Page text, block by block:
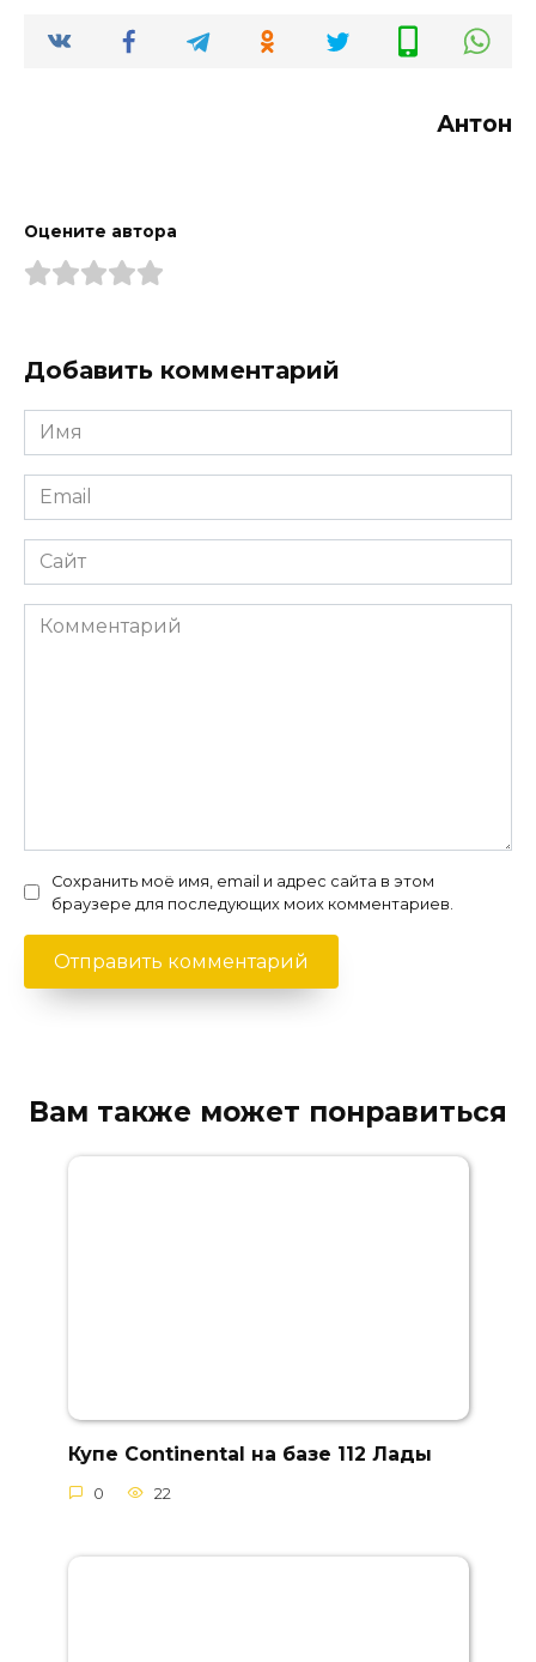
Антон
Оцените автора
Добавить комментарий
Имя
*
Email
*
Сайт
Комментарий
Сохранить моё имя, email и адрес сайта в этом
браузере для последующих моих комментариев.
Вам также может понравиться
Купе Continental на базе 112 Лады
0 22